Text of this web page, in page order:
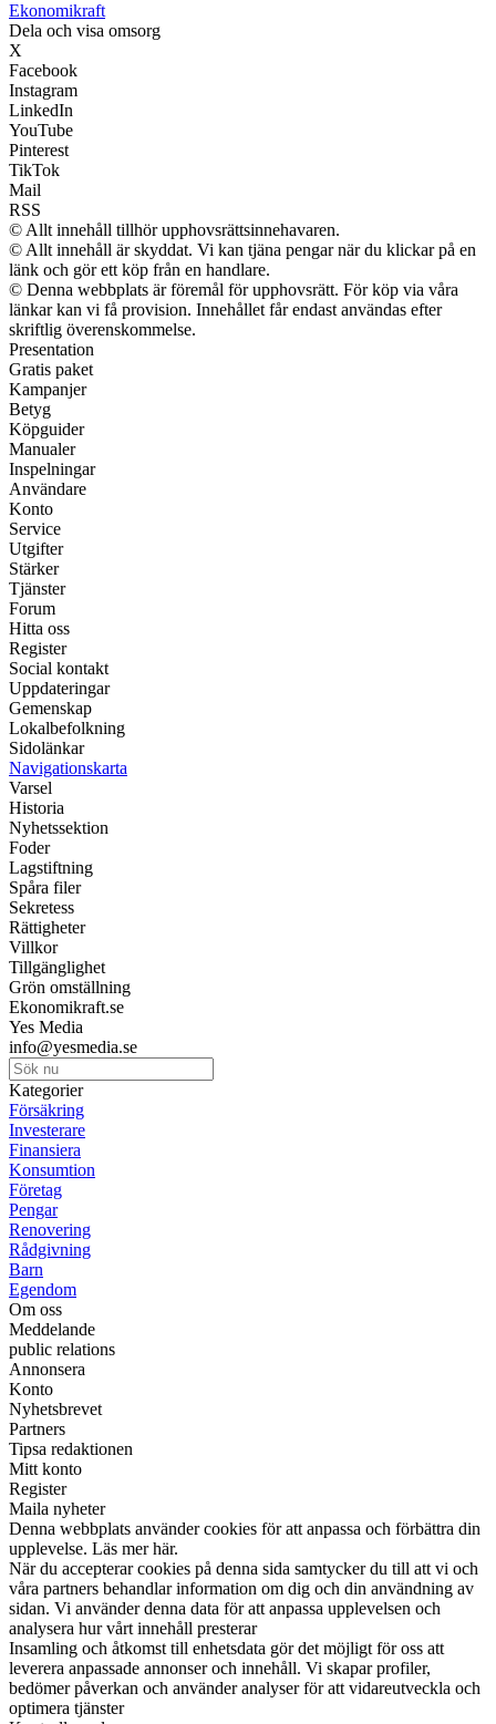
Ekonomikraft
Dela och visa omsorg
X
Facebook
Instagram
LinkedIn
YouTube
Pinterest
TikTok
Mail
RSS
© Allt innehåll tillhör upphovsrättsinnehavaren.
© Allt innehåll är skyddat. Vi kan tjäna pengar när du klickar på en
länk och gör ett köp från en handlare.
© Denna webbplats är föremål för upphovsrätt. För köp via våra
länkar kan vi få provision. Innehållet får endast användas efter
skriftlig överenskommelse.
Presentation
Gratis paket
Kampanjer
Betyg
Köpguider
Manualer
Inspelningar
Användare
Konto
Service
Utgifter
Stärker
Tjänster
Forum
Hitta oss
Register
Social kontakt
Uppdateringar
Gemenskap
Lokalbefolkning
Sidolänkar
Navigationskarta
Varsel
Historia
Nyhetssektion
Foder
Lagstiftning
Spåra filer
Sekretess
Rättigheter
Villkor
Tillgänglighet
Grön omställning
Ekonomikraft.se
Yes Media
info@yesmedia.se
Kategorier
Försäkring
Investerare
Finansiera
Konsumtion
Företag
Pengar
Renovering
Rådgivning
Barn
Egendom
Om oss
Meddelande
public relations
Annonsera
Konto
Nyhetsbrevet
Partners
Tipsa redaktionen
Mitt konto
Register
Maila nyheter
Denna webbplats använder cookies för att anpassa och förbättra din
upplevelse. Läs mer här.
När du accepterar cookies på denna sida samtycker du till att vi och
våra partners behandlar information om dig och din användning av
sidan. Vi använder denna data för att anpassa upplevelsen och
analysera hur vårt innehåll presterar
Insamling och åtkomst till enhetsdata gör det möjligt för oss att
leverera anpassade annonser och innehåll. Vi skapar profiler,
bedömer påverkan och använder analyser för att vidareutveckla och
optimera tjänster